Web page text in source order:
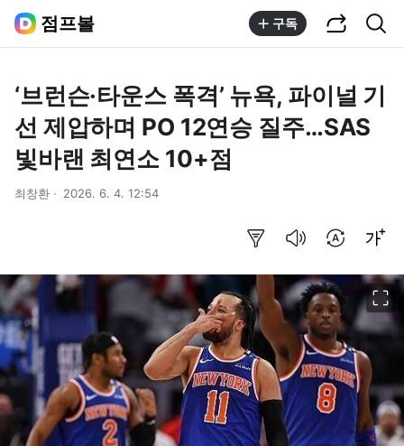
점프볼 구독
‘브런슨·타운스 폭격’ 뉴욕, 파이널 기
선 제압하며 PO 12연승 질주…SAS
빛바랜 최연소 10+점
최창환 2026. 6. 4. 12:54